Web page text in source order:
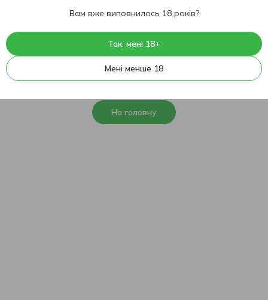
404
На жаль, ця сторінка не
знайдена
На головну
Вам вже виповнилось 18 років?
Так, мені 18+
Мені менше 18